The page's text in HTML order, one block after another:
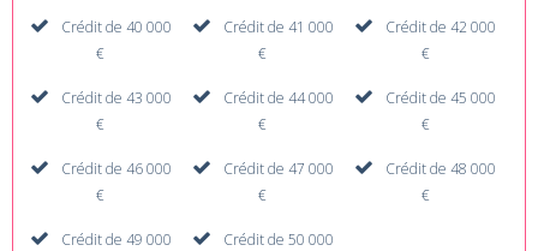
Crédit de 40 000
€
Crédit de 41 000
€
Crédit de 42 000
€
Crédit de 43 000
€
Crédit de 44 000
€
Crédit de 45 000
€
Crédit de 46 000
€
Crédit de 47 000
€
Crédit de 48 000
€
Crédit de 49 000
Crédit de 50 000